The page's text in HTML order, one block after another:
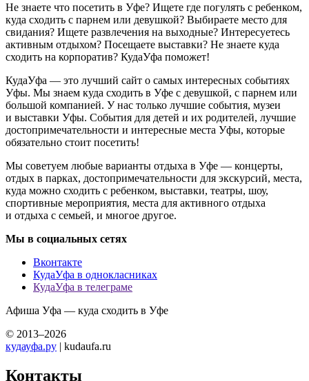
Не знаете что посетить в Уфе? Ищете где погулять с ребенком,
куда сходить с парнем или девушкой? Выбираете место для
свидания? Ищете развлечения на выходные? Интересуетесь
активным отдыхом? Посещаете выставки? Не знаете куда
сходить на корпоратив? КудаУфа поможет!
КудаУфа — это лучший сайт о самых интересных событиях
Уфы. Мы знаем куда сходить в Уфе с девушкой, с парнем или
большой компанией. У нас только лучшие события, музеи
и выставки Уфы. События для детей и их родителей, лучшие
достопримечательности и интересные места Уфы, которые
обязательно стоит посетить!
Мы советуем любые варианты отдыха в Уфе — концерты,
отдых в парках, достопримечательности для экскурсий, места,
куда можно сходить с ребенком, выставки, театры, шоу,
спортивные мероприятия, места для активного отдыха
и отдыха с семьей, и многое другое.
Мы в социальных сетях
Вконтакте
КудаУфа в однокласниках
КудаУфа в телеграме
Афиша Уфа — куда сходить в Уфе
© 2013–2026
кудауфа.ру | kudaufa.ru
Контакты